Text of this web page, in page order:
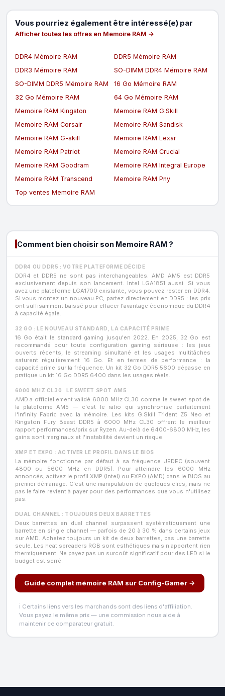
Vous pourriez également être intéressé(e) par
Afficher toutes les offres en Memoire RAM →
DDR4 Mémoire RAM
DDR5 Mémoire RAM
DDR3 Mémoire RAM
SO-DIMM DDR4 Mémoire RAM
SO-DIMM DDR5 Mémoire RAM
16 Go Mémoire RAM
32 Go Mémoire RAM
64 Go Mémoire RAM
Memoire RAM Kingston
Memoire RAM G.Skill
Memoire RAM Corsair
Memoire RAM Sandisk
Memoire RAM G-skill
Memoire RAM Lexar
Memoire RAM Patriot
Memoire RAM Crucial
Memoire RAM Goodram
Memoire RAM Integral Europe
Memoire RAM Transcend
Memoire RAM Pny
Top ventes Memoire RAM
Comment bien choisir son Memoire RAM ?
DDR4 OU DDR5 : VOTRE PLATEFORME DÉCIDE
DDR4 et DDR5 ne sont pas interchangeables. AMD AM5 est DDR5
exclusivement depuis son lancement. Intel LGA1851 aussi. Si vous
avez une plateforme LGA1700 existante, vous pouvez rester en DDR4.
Si vous montez un nouveau PC, partez directement en DDR5 : les prix
ont suffisamment baissé pour effacer l'avantage économique du DDR4
à capacité égale.
32 GO : LE NOUVEAU STANDARD, LA CAPACITÉ PRIME
16 Go était le standard gaming jusqu'en 2022. En 2025, 32 Go est
recommandé pour toute configuration gaming sérieuse : les jeux
ouverts récents, le streaming simultané et les usages multitâches
saturent régulièrement 16 Go. Et en termes de performance : la
capacité prime sur la fréquence. Un kit 32 Go DDR5 5600 dépasse en
pratique un kit 16 Go DDR5 6400 dans les usages réels.
6000 MHZ CL30 : LE SWEET SPOT AM5
AMD a officiellement validé 6000 MHz CL30 comme le sweet spot de
la plateforme AM5 — c'est le ratio qui synchronise parfaitement
l'Infinity Fabric avec la mémoire. Les kits G.Skill Trident Z5 Neo et
Kingston Fury Beast DDR5 à 6000 MHz CL30 offrent le meilleur
rapport performances/prix sur Ryzen. Au-delà de 6400-6800 MHz, les
gains sont marginaux et l'instabilité devient un risque.
XMP ET EXPO : ACTIVER LE PROFIL DANS LE BIOS
La mémoire fonctionne par défaut à sa fréquence JEDEC (souvent
4800 ou 5600 MHz en DDR5). Pour atteindre les 6000 MHz
annoncés, activez le profil XMP (Intel) ou EXPO (AMD) dans le BIOS au
premier démarrage. C'est une manipulation de quelques clics, mais ne
pas le faire revient à payer pour des performances que vous n'utilisez
pas.
DUAL CHANNEL : TOUJOURS DEUX BARRETTES
Deux barrettes en dual channel surpassent systématiquement une
barrette en single channel — parfois de 20 à 30 % dans certains jeux
sur AMD. Achetez toujours un kit de deux barrettes, pas une barrette
seule. Les heat spreaders RGB sont esthétiques mais n'apportent rien
thermiquement. Ne payez pas un surcoût significatif pour des LED si le
budget est serré.
Guide complet mémoire RAM sur Config-Gamer →
ℹ️ Certains liens vers les marchands sont des liens d'affiliation.
Vous payez le même prix — une commission nous aide à
maintenir ce comparateur gratuit.